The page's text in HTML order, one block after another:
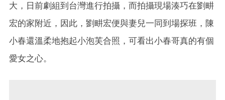
大，日前劇組到台灣進行拍攝，而拍攝現場湊巧在劉畊
宏的家附近，因此，劉畊宏便與妻兒一同到場探班，陳
小春還溫柔地抱起小泡芙合照，可看出小春哥真的有個
愛女之心。